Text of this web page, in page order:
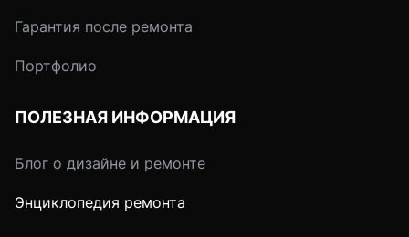
Гарантия после ремонта
Портфолио
ПОЛЕЗНАЯ ИНФОРМАЦИЯ
Блог о дизайне и ремонте
Энциклопедия ремонта